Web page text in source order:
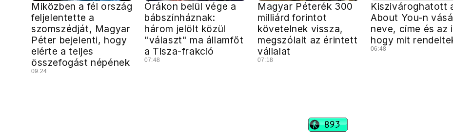
Miközben a fél ország
feljelentette a
szomszédját, Magyar
Péter bejelenti, hogy
elérte a teljes
összefogást népének
09:24
Órákon belül vége a
bábszínháznak:
három jelölt közül
"választ" ma államfőt
a Tisza-frakció
07:48
Magyar Péterék 300
milliárd forintot
követelnek vissza,
megszólalt az érintett
vállalat
07:18
Kiszivároghatott
About You-n
neve, címe és az
hogy mit
06:48